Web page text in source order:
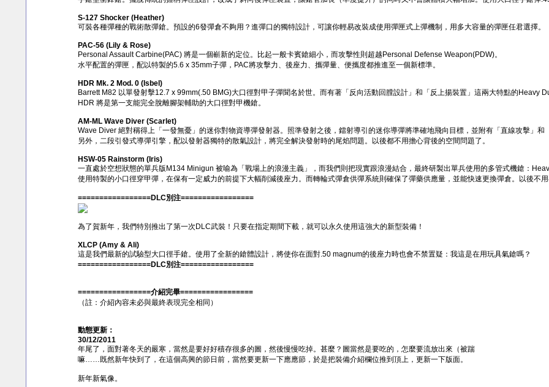
S-127 Shocker (Heather)
可裝各種彈種的戰術散彈鎗。預設的6發彈倉不夠用？進彈口的獨特設計，可讓你輕易改裝成使用彈匣式上彈機制，用多大容量的彈匣任君選擇。
PAC-56 (Lily & Rose)
Personal Assault Carbine(PAC) 將是一個嶄新的定位。比起一般卡賓鎗細小，而攻擊性則超越Personal Defense Weapon(PDW)。
水平配置的彈匣，配以特製的5.6 x 35mm子彈，PAC將攻擊力、後座力、攜彈量、便攜度都推進至一個新標準。
HDR Mk. 2 Mod. 0 (Isbel)
Barrett M82 以單發射擊12.7 x 99mm(.50 BMG)大口徑對甲子彈聞名於世。而有著「反向活動回膛設計」和「反上揚裝置」這兩大特點的Heavy
HDR 將是第一支能完全脫離腳架輔助的大口徑對甲機鎗。
AM-ML Wave Diver (Scarlet)
Wave Diver 絕對稱得上「一發無憂」的迷你對物資導彈發射器。照準發射之後，鐳射導引的迷你導彈將準確地飛向目標，並附有「直線攻擊」和
另外，二段引發式導彈引擎，配以發射器獨特的散氣設計，將完全解決發射時的尾焰問題。以後都不用擔心背後的空間問題了。
HSW-05 Rainstorm (Iris)
一直處於空想狀態的單兵版M134 Minigun 被喻為「戰場上的浪漫主義」，而我們則把現實跟浪漫結合，最終研製出單兵使用的多管式機鎗：
使用特製的小口徑穿甲彈，在保有一定威力的前提下大幅削減後座力。而轉輪式彈倉供彈系統則確保了彈藥供應量，並能快速更換彈倉。以後不
=================DLC別注=================
為了賀新年，我們特別推出了第一次DLC武裝！只要在指定期間下載，就可以永久使用這強大的新型裝備！
XLCP (Amy & Ali)
這是我們最新的試驗型大口徑手鎗。使用了全新的鎗體設計，將使你在面對.50 magnum的後座力時也會不禁置疑：我這是在用玩具氣鎗嗎？
=================DLC別注=================
=================介紹完畢=================
（註：介紹內容未必與最終表現完全相同）
動態更新：
30/12/2011
年尾了，面對著冬天的嚴寒，當然是要好好積存很多的圖，然後慢慢吃掉。甚麼？圖當然是要吃的，怎麼要流放出來（被踹
嘛……既然新年快到了，在這個高興的節日前，當然要更新一下應應節，於是把裝備介紹欄位推到頂上，更新一下版面。
新年新氣像。